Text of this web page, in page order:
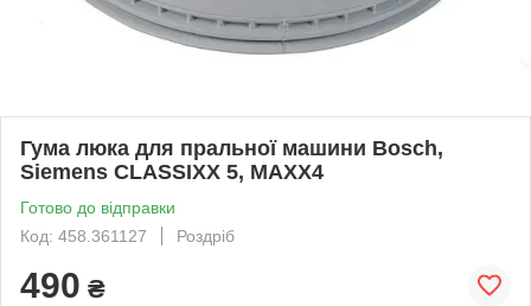
Гума люка для пральної машини Bosch,
Siemens CLASSIXX 5, MAXX4
Готово до відправки
Код: 458.361127
Роздріб
490 ₴